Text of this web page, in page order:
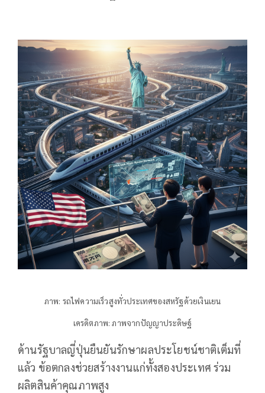
ภาพ: รถไฟความเร็วสูงทั่วประเทศของสหรัฐด้วยเงินเยน
เครดิตภาพ: ภาพจากปัญญาประดิษฐ์
ด้านรัฐบาลญี่ปุ่นยืนยันรักษาผลประโยชน์ชาติเต็มที่
แล้ว ข้อตกลงช่วยสร้างงานแก่ทั้งสองประเทศ ร่วม
ผลิตสินค้าคุณภาพสูง